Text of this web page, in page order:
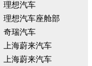
理想汽车
理想汽车座舱部
奇瑞汽车
上海蔚来汽车
上海蔚来汽车